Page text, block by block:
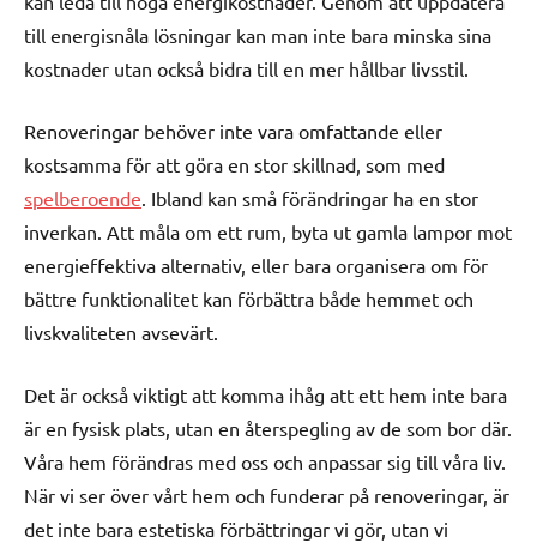
till energisnåla lösningar kan man inte bara minska sina
kostnader utan också bidra till en mer hållbar livsstil.
Renoveringar behöver inte vara omfattande eller
kostsamma för att göra en stor skillnad, som med
spelberoende. Ibland kan små förändringar ha en stor
inverkan. Att måla om ett rum, byta ut gamla lampor mot
energieffektiva alternativ, eller bara organisera om för
bättre funktionalitet kan förbättra både hemmet och
livskvaliteten avsevärt.
Det är också viktigt att komma ihåg att ett hem inte bara
är en fysisk plats, utan en återspegling av de som bor där.
Våra hem förändras med oss och anpassar sig till våra liv.
När vi ser över vårt hem och funderar på renoveringar, är
det inte bara estetiska förbättringar vi gör, utan vi